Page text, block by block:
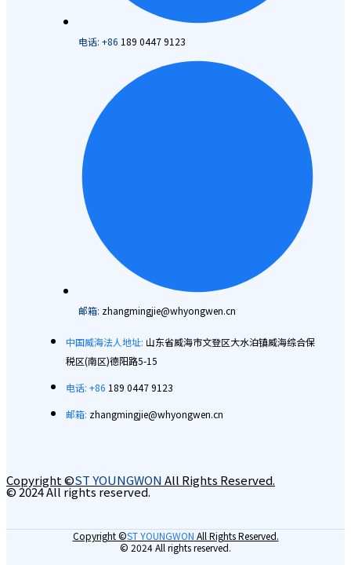
电话: +86 189 0447 9123
邮箱: zhangmingjie@whyongwen.cn
中国威海法人地址: 山东省威海市文登区大水泊镇威海综合保
税区(南区)德阳路5-15
电话: +86 189 0447 9123
邮箱: zhangmingjie@whyongwen.cn
Copyright ©ST YOUNGWON All Rights Reserved.
© 2024 All rights reserved.
Copyright ©ST YOUNGWON All Rights Reserved.
© 2024 All rights reserved.